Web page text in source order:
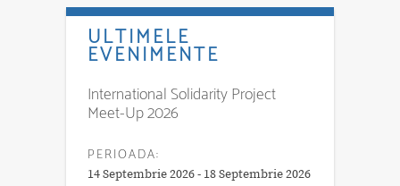
ULTIMELE
EVENIMENTE
International Solidarity Project
Meet-Up 2026
PERIOADA:
14 Septembrie 2026 - 18 Septembrie 2026